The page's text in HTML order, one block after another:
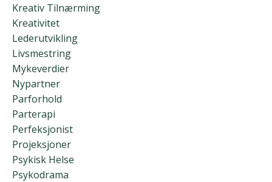
Kreativ Tilnærming
Kreativitet
Lederutvikling
Livsmestring
Mykeverdier
Nypartner
Parforhold
Parterapi
Perfeksjonist
Projeksjoner
Psykisk Helse
Psykodrama